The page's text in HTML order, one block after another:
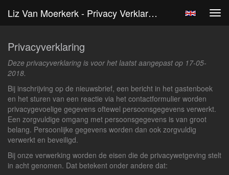
Liz Van Moerkerk - Privacy Verklaring
Privacyverklaring
Deze privacyverklaring is voor het laatst aangepast op 17-05-
2018.
Bij inschrijving op de nieuwsbrief, een bericht in het gastenboek
en het sturen van een reactie via het contactformulier worden
privacygevoelige gegevens oftewel persoonsgegevens verwerkt.
Een zorgvuldige omgang met persoonsgegevens is van groot
belang. Persoonlijke gegevens worden dan ook zorgvuldig
verwerkt en beveiligd.
Bij onze verwerking worden de eisen die de privacywetgeving stelt
in acht genomen. Dat betekent onder andere dat: